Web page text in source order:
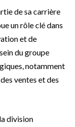
de sa carrière
un rôle clé dans
et de
du groupe
notamment
ventes et des
division